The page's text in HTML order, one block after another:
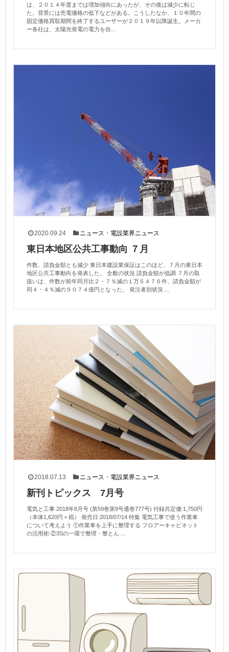
は、２０１４年度までは増加傾向にあったが、その後は減少に転じ
た。背景には売電価格の低下などがある。こうしたなか、１０年間の
固定価格買取期間を終了するユーザーが２０１９年以降誕生。メーカ
ー各社は、太陽光発電の電力を自...
2020.09.24 ニュース ・ 電設業界ニュース
東日本地区公共工事動向 ７月
件数、請負金額とも減少 東日本建設業保証はこのほど、７月の東日本
地区公共工事動向を発表した。 全般の状況 請負金額が低調 ７月の取
扱いは、件数が前年同月比２・７％減の１万５４７６件、請負金額が
同４・４％減の９０７４億円となった。 発注者別状況 ...
2018.07.13 ニュース ・ 電設業界ニュース
新刊トピックス 7月号
電気と工事 2018年8月号 (第59巻第9号通巻777号) 付録共定価:1,750円
（本体1,620円＋税） 発売日:2018/07/14 特集 電気工事で使う作業車
について考えよう ①作業車を上手に整理する フロアーキャビネット
の活用術 ②3Sの一環で整理・整とん ...